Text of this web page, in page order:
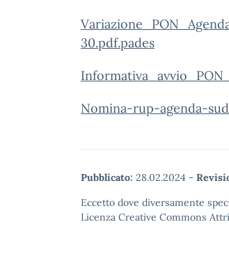
30.pdf.pades
Nomina-rup-agenda-
Pubblicato: 28.02.2024 -
Eccetto dove diversamente
Licenza Creative Commons